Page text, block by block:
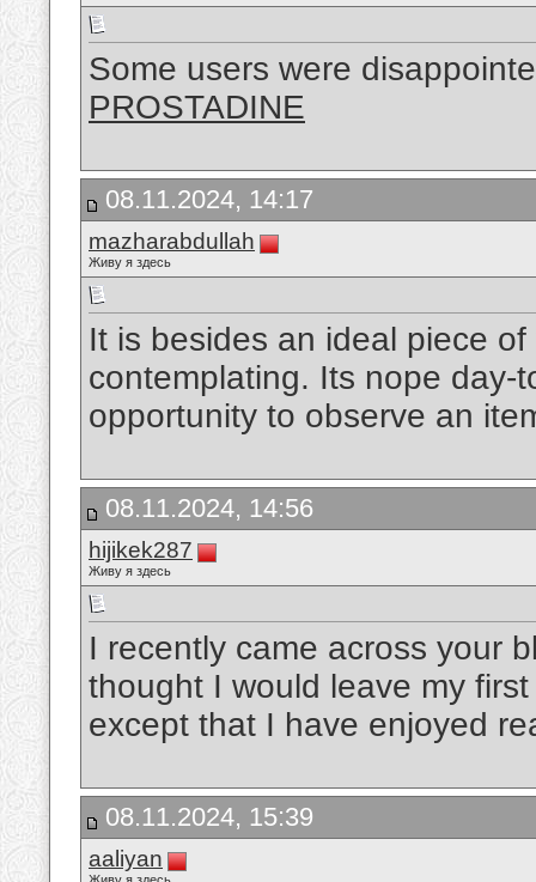
Some users were
PROSTADINE
08.11.2024, 14:17
mazharabdullah
Живу я здесь
It is besides an ideal piece
contemplating. Its nope day-
opportunity to observe an
08.11.2024, 14:56
hijikek287
Живу я здесь
I recently came across your
thought I would leave my
except that I have enjoyed
08.11.2024, 15:39
aaliyan